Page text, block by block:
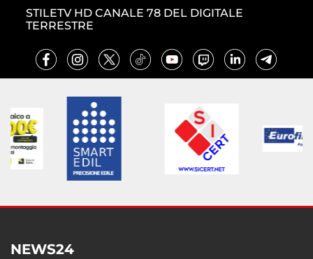
STILETV HD CANALE 78 DEL DIGITALE
TERRESTRE
NEWS24